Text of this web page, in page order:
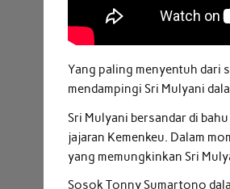
Yang paling menyentuh dari
mendampingi Sri Mulyani
Sri Mulyani bersandar di
jajaran Kemenkeu. Dalam
yang memungkinkan Sri
Sosok Tonny Sumartono